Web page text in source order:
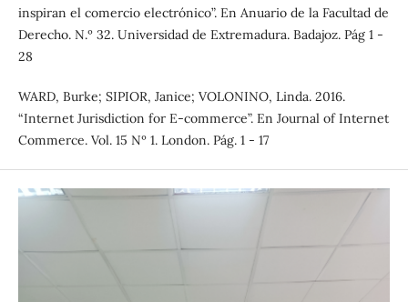
inspiran el comercio electrónico”. En Anuario de la Facultad de
Derecho. N.º 32. Universidad de Extremadura. Badajoz. Pág 1 -
28
WARD, Burke; SIPIOR, Janice; VOLONINO, Linda. 2016.
“Internet Jurisdiction for E-commerce”. En Journal of Internet
Commerce. Vol. 15 Nº 1. London. Pág. 1 - 17